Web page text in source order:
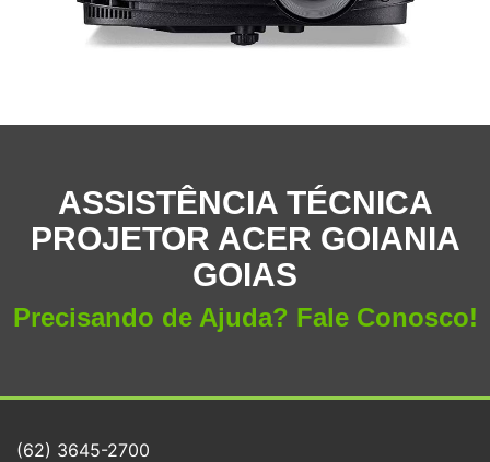
ASSISTÊNCIA TÉCNICA
PROJETOR ACER GOIANIA
GOIAS
Precisando de Ajuda? Fale Conosco!
(62) 3645-2700